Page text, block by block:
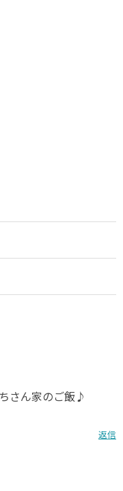
さん家のご飯♪
返信